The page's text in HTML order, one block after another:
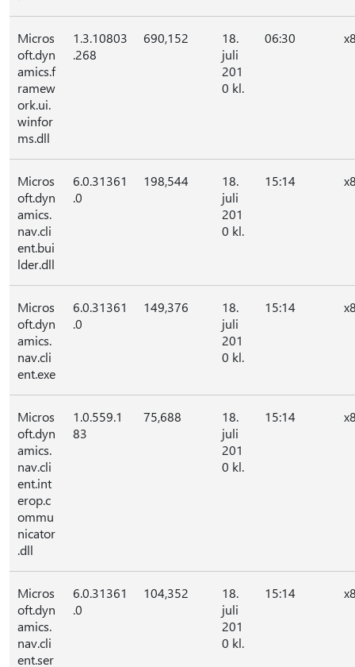
Micros
oft.dyn
amics.f
ramew
ork.ui.
winfor
ms.dll
1.3.10803
.268
690,152
18.
juli
201
0 kl.
06:30
Micros
oft.dyn
amics.
nav.cli
ent.bui
lder.dll
6.0.31361
.0
198,544
18.
juli
201
0 kl.
15:14
Micros
oft.dyn
amics.
nav.cli
ent.exe
6.0.31361
.0
149,376
18.
juli
201
0 kl.
15:14
Micros
oft.dyn
amics.
nav.cli
ent.int
erop.c
ommu
nicator
.dll
1.0.559.1
83
75,688
18.
juli
201
0 kl.
15:14
Micros
oft.dyn
amics.
nav.cli
ent.ser
6.0.31361
.0
104,352
18.
juli
201
0 kl.
15:14